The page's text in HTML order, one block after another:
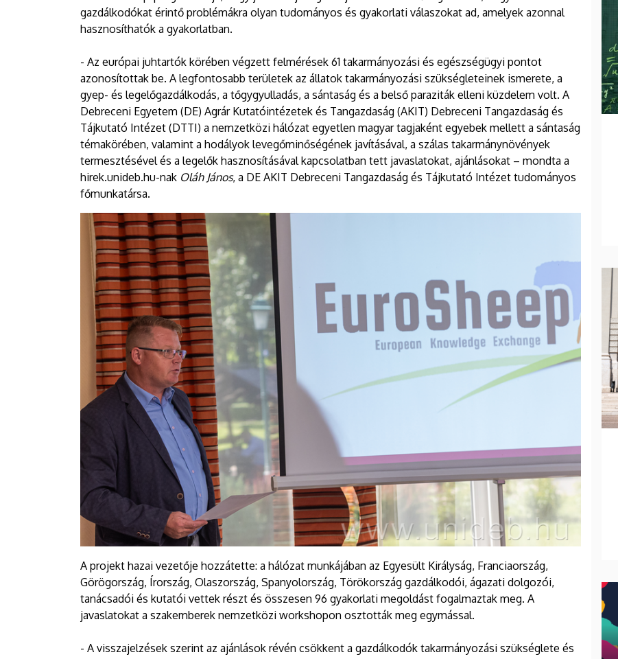
gazdálkodókat érintő problémákra olyan tudományos és gyakorlati válaszokat ad, amelyek azonnal
hasznosíthatók a gyakorlatban.
- Az európai juhtartók körében végzett felmérések 61 takarmányozási és egészségügyi pontot
azonosítottak be. A legfontosabb területek az állatok takarmányozási szükségleteinek ismerete, a
gyep- és legelőgazdálkodás, a tőgygyulladás, a sántaság és a belső paraziták elleni küzdelem volt. A
Debreceni Egyetem (DE) Agrár Kutatóintézetek és Tangazdaság (AKIT) Debreceni Tangazdaság és
Tájkutató Intézet (DTTI) a nemzetközi hálózat egyetlen magyar tagjaként egyebek mellett a sántaság
témakörében, valamint a hodályok levegőminőségének javításával, a szálas takarmánynövények
termesztésével és a legelők hasznosításával kapcsolatban tett javaslatokat, ajánlásokat – mondta a
hirek.unideb.hu-nak Oláh János, a DE AKIT Debreceni Tangazdaság és Tájkutató Intézet tudományos
főmunkatársa.
A projekt hazai vezetője hozzátette: a hálózat munkájában az Egyesült Királyság, Franciaország,
Görögország, Írország, Olaszország, Spanyolország, Törökország gazdálkodói, ágazati dolgozói,
tanácsadói és kutatói vettek részt és összesen 96 gyakorlati megoldást fogalmaztak meg. A
javaslatokat a szakemberek nemzetközi workshopon osztották meg egymással.
- A visszajelzések szerint az ajánlások révén csökkent a gazdálkodók takarmányozási szükséglete és